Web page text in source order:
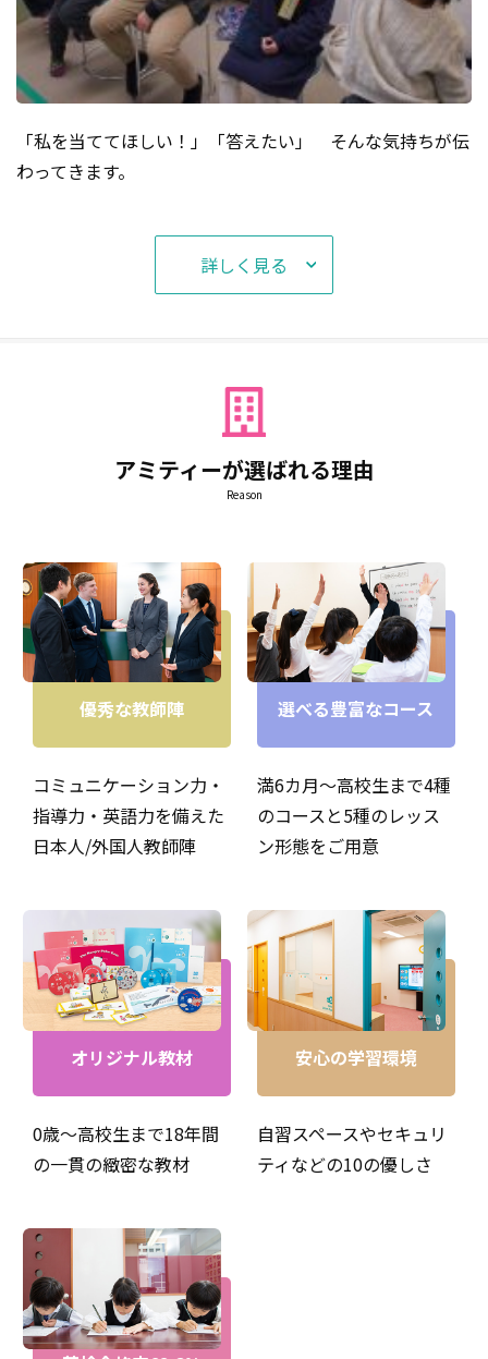
「私を当ててほしい！」「答えたい」 そんな気持ちが伝
わってきます。
こんにちは。教師の武仲と申します。アメリカに滞在して
いたことがきっかけで英語が大好きになり、子供達に英語
を教え続けています！今では、子供達の方から毎日元気と
パワーをもらっています。お家にはわんちゃんを5匹飼っ
とりの成果を毎日感じながら楽しく1日を過ごしていま
す。その日教えた子供たちを一人づつ思い出しながら帰る
のも日課となっています。同じ内容を教えていても子供た
ちの受け止め方は全て違います。子供たちは私たち教師に
詳しく見る
アミティーが選ばれる理由
Reason
優秀な教師陣
コミュニケーション力・
指導力・英語力を備えた
日本人/外国人教師陣
選べる豊富なコース
満6カ月～高校生まで4種
のコースと5種のレッス
ン形態をご用意
オリジナル教材
0歳～高校生まで18年間
の一貫の緻密な教材
安心の学習環境
自習スペースやセキュリ
ティなどの10の優しさ